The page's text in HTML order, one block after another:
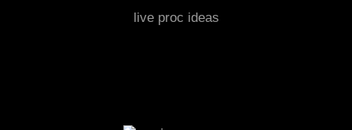
live proc ideas